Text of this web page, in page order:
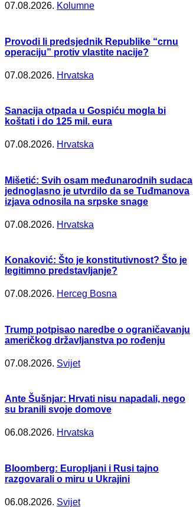
07.08.2026. Kolumne
Provodi li predsjednik Republike “crnu
operaciju” protiv vlastite nacije?
07.08.2026. Hrvatska
Sanacija otpada u Gospiću mogla bi
koštati i do 125 mil. eura
07.08.2026. Hrvatska
Mišetić: Svih osam međunarodnih sudaca
jednoglasno je utvrdilo da se Tuđmanova
izjava odnosila na srpske snage
07.08.2026. Hrvatska
Konaković: Što je konstitutivnost? Što je
legitimno predstavljanje?
07.08.2026. Herceg Bosna
Trump potpisao naredbe o ograničavanju
američkog državljanstva po rođenju
07.08.2026. Svijet
Ante Šušnjar: Hrvati nisu napadali, nego
su branili svoje domove
06.08.2026. Hrvatska
Bloomberg: Europljani i Rusi tajno
razgovarali o miru u Ukrajini
06.08.2026. Svijet